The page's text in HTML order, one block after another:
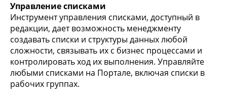
Управление списками
Инструмент управления списками, доступный в
редакции, дает возможность менеджменту
создавать списки и структуры данных любой
сложности, связывать их с бизнес процессами и
контролировать ход их выполнения. Управляйте
любыми списками на Портале, включая списки в
рабочих группах.